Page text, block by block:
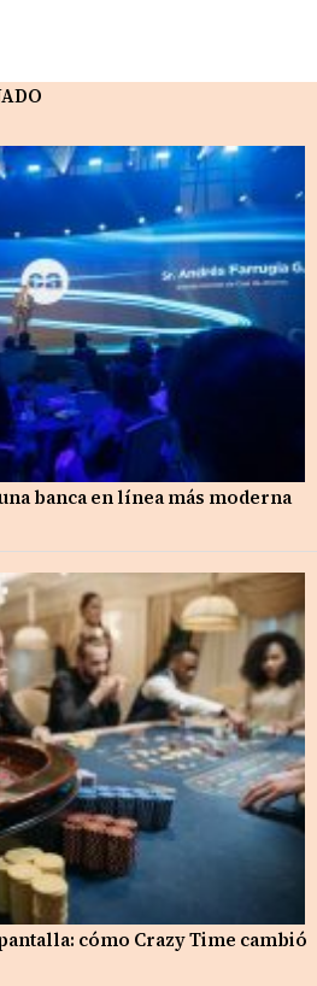
banca en línea más moderna
cómo Crazy Time cambió